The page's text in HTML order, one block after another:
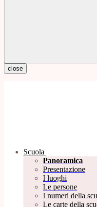
close
Scuola
Panoramica
Presentazione
I luoghi
Le persone
I numeri della
Le carte della